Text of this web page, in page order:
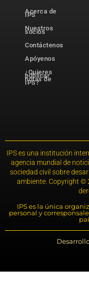
Acerca de
IPS
Nuestros
socios
Contáctenos
Apóyenos
¿Quieres
publicar
notas de
IPS?
IPS es una institución
agencia mundial de
sociedad civil sobre
ambiente. Copyright ©
IPS es la única
personal y